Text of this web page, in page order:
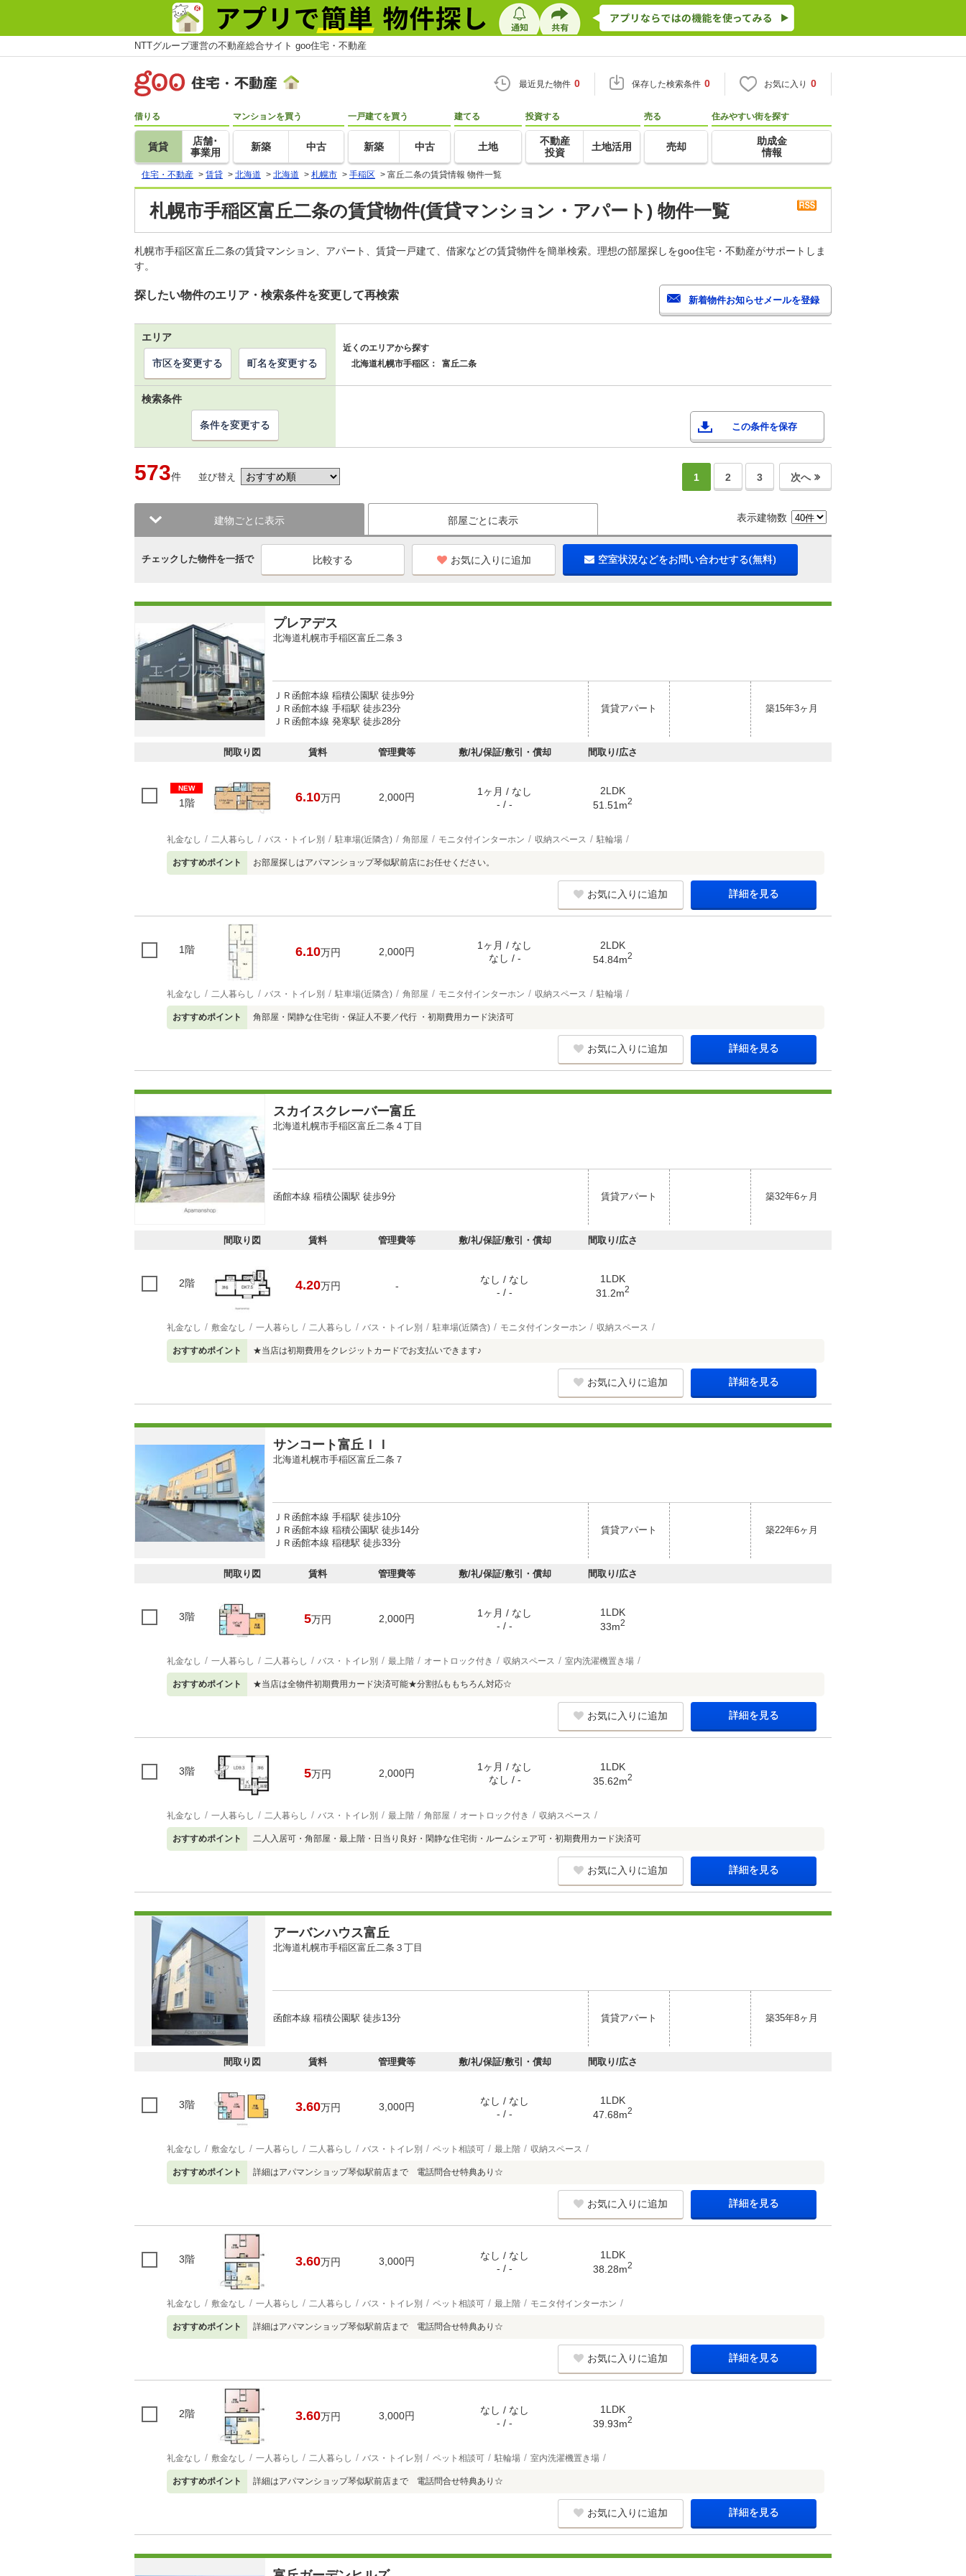
NTTグループ運営の不動産総合サイト goo住宅・不動産
最近見た物件 0 保存した検索条件 0 お気に入り 0
借りる
賃貸
店舗･
事業用
マンションを買う
新築 中古
一戸建てを買う
新築 中古
建てる
土地
投資する
不動産
投資
土地活用
売る
売却
住みやすい街を探す
助成金
情報
住宅・不動産 > 賃貸 > 北海道 > 北海道 > 札幌市 > 手稲区 > 富丘二条の賃貸情報 物件一覧
札幌市手稲区富丘二条の賃貸物件(賃貸マンション・アパート) 物件一覧
札幌市手稲区富丘二条の賃貸マンション、アパート、賃貸一戸建て、借家などの賃貸物件を簡単検索。理想の部屋探しをgoo住宅・不動産がサポートしま
す。
探したい物件のエリア・検索条件を変更して再検索
エリア
近くのエリアから探す
北海道札幌市手稲区：
富丘二条
市区を変更する 町名を変更する
検索条件
この条件を保存
条件を変更する
573件 並び替え 1 2 3 次へ
建物ごとに表示 部屋ごとに表示 表示建物数
チェックした物件を一括で お気に入りに追加 空室状況などをお問い合わせする(無料)
プレアデス
北海道札幌市手稲区富丘二条３
ＪＲ函館本線 稲積公園駅 徒歩9分
ＪＲ函館本線 手稲駅 徒歩23分
ＪＲ函館本線 発寒駅 徒歩28分
賃貸アパート 築15年3ヶ月
間取り図 賃料 管理費等 敷/礼/保証/敷引・償却 間取り/広さ
NEW
1階 6.10万円 2,000円
1ヶ月 / なし
- / -
2LDK
51.51m2
礼金なし 二人暮らし バス・トイレ別 駐車場(近隣含) 角部屋 モニタ付インターホン 収納スペース 駐輪場
おすすめポイント お部屋探しはアパマンショップ琴似駅前店にお任せください。
お気に入りに追加 詳細を見る
1階 6.10万円 2,000円
1ヶ月 / なし
なし / -
2LDK
54.84m2
礼金なし 二人暮らし バス・トイレ別 駐車場(近隣含) 角部屋 モニタ付インターホン 収納スペース 駐輪場
おすすめポイント 角部屋・閑静な住宅街・保証人不要／代行 ・初期費用カード決済可
お気に入りに追加 詳細を見る
スカイスクレーバー富丘
北海道札幌市手稲区富丘二条４丁目
函館本線 稲積公園駅 徒歩9分 賃貸アパート 築32年6ヶ月
間取り図 賃料 管理費等 敷/礼/保証/敷引・償却 間取り/広さ
2階 4.20万円 -
なし / なし
- / -
1LDK
31.2m2
礼金なし 敷金なし 一人暮らし 二人暮らし バス・トイレ別 駐車場(近隣含) モニタ付インターホン 収納スペース
おすすめポイント ★当店は初期費用をクレジットカードでお支払いできます♪
お気に入りに追加 詳細を見る
サンコート富丘ＩＩ
北海道札幌市手稲区富丘二条７
ＪＲ函館本線 手稲駅 徒歩10分
ＪＲ函館本線 稲積公園駅 徒歩14分
ＪＲ函館本線 稲穂駅 徒歩33分
賃貸アパート 築22年6ヶ月
間取り図 賃料 管理費等 敷/礼/保証/敷引・償却 間取り/広さ
3階 5万円 2,000円
1ヶ月 / なし
- / -
1LDK
33m2
礼金なし 一人暮らし 二人暮らし バス・トイレ別 最上階 オートロック付き 収納スペース 室内洗濯機置き場
おすすめポイント ★当店は全物件初期費用カード決済可能★分割払ももちろん対応☆
お気に入りに追加 詳細を見る
3階 5万円 2,000円
1ヶ月 / なし
なし / -
1LDK
35.62m2
礼金なし 一人暮らし 二人暮らし バス・トイレ別 最上階 角部屋 オートロック付き 収納スペース
おすすめポイント 二人入居可・角部屋・最上階・日当り良好・閑静な住宅街・ルームシェア可・初期費用カード決済可
お気に入りに追加 詳細を見る
アーバンハウス富丘
北海道札幌市手稲区富丘二条３丁目
函館本線 稲積公園駅 徒歩13分 賃貸アパート 築35年8ヶ月
間取り図 賃料 管理費等 敷/礼/保証/敷引・償却 間取り/広さ
3階 3.60万円 3,000円
なし / なし
- / -
1LDK
47.68m2
礼金なし 敷金なし 一人暮らし 二人暮らし バス・トイレ別 ペット相談可 最上階 収納スペース
おすすめポイント 詳細はアパマンショップ琴似駅前店まで 電話問合せ特典あり☆
お気に入りに追加 詳細を見る
3階 3.60万円 3,000円
なし / なし
- / -
1LDK
38.28m2
礼金なし 敷金なし 一人暮らし 二人暮らし バス・トイレ別 ペット相談可 最上階 モニタ付インターホン
おすすめポイント 詳細はアパマンショップ琴似駅前店まで 電話問合せ特典あり☆
お気に入りに追加 詳細を見る
2階 3.60万円 3,000円
なし / なし
- / -
1LDK
39.93m2
礼金なし 敷金なし 一人暮らし 二人暮らし バス・トイレ別 ペット相談可 駐輪場 室内洗濯機置き場
おすすめポイント 詳細はアパマンショップ琴似駅前店まで 電話問合せ特典あり☆
お気に入りに追加 詳細を見る